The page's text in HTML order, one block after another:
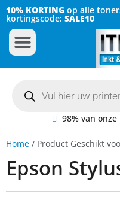
10% KORTING op alle
kortingscode: SALE10
98% van
Home / Product Geschikt
Epson